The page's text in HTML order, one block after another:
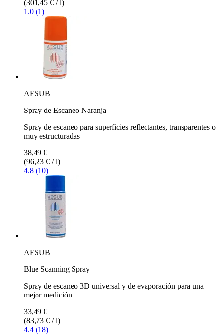
(301,45 € / l)
1.0 (1)
AESUB
Spray de Escaneo Naranja
Spray de escaneo para superficies reflectantes, transparentes o
muy estructuradas
38,49 €
(96,23 € / l)
4.8 (10)
AESUB
Blue Scanning Spray
Spray de escaneo 3D universal y de evaporación para una
mejor medición
33,49 €
(83,73 € / l)
4.4 (18)